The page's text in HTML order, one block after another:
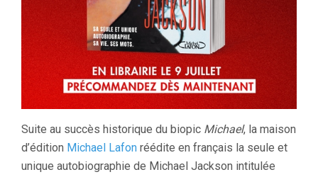
Suite au succès historique du biopic Michael, la maison
d’édition Michael Lafon réédite en français la seule et
unique autobiographie de Michael Jackson intitulée